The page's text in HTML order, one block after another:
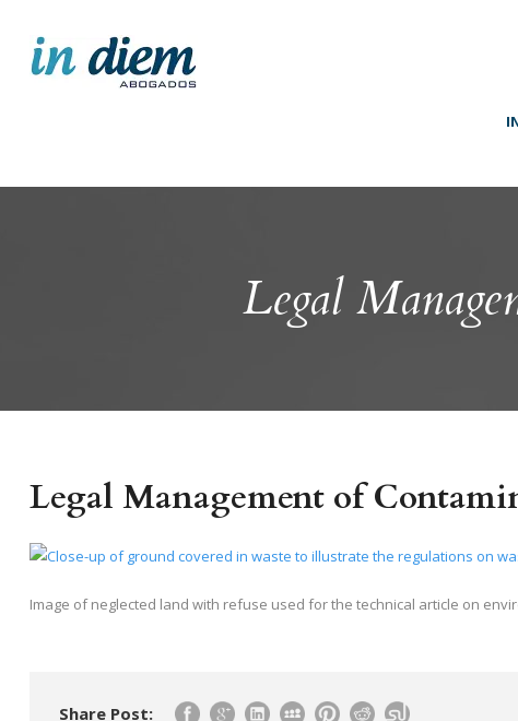
Legal
Legal Management of
Image of neglected land with refuse used for the technical article on
Share Post: